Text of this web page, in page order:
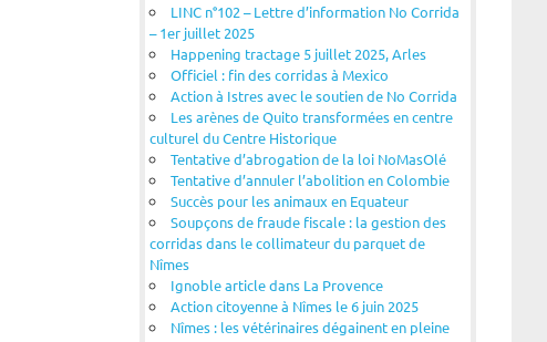
LINC n°102 – Lettre d’information No Corrida
– 1er juillet 2025
Happening tractage 5 juillet 2025, Arles
Officiel : fin des corridas à Mexico
Action à Istres avec le soutien de No Corrida
Les arènes de Quito transformées en centre
culturel du Centre Historique
Tentative d’abrogation de la loi NoMasOlé
Tentative d’annuler l’abolition en Colombie
Succès pour les animaux en Equateur
Soupçons de fraude fiscale : la gestion des
corridas dans le collimateur du parquet de
Nîmes
Ignoble article dans La Provence
Action citoyenne à Nîmes le 6 juin 2025
Nîmes : les vétérinaires dégainent en pleine